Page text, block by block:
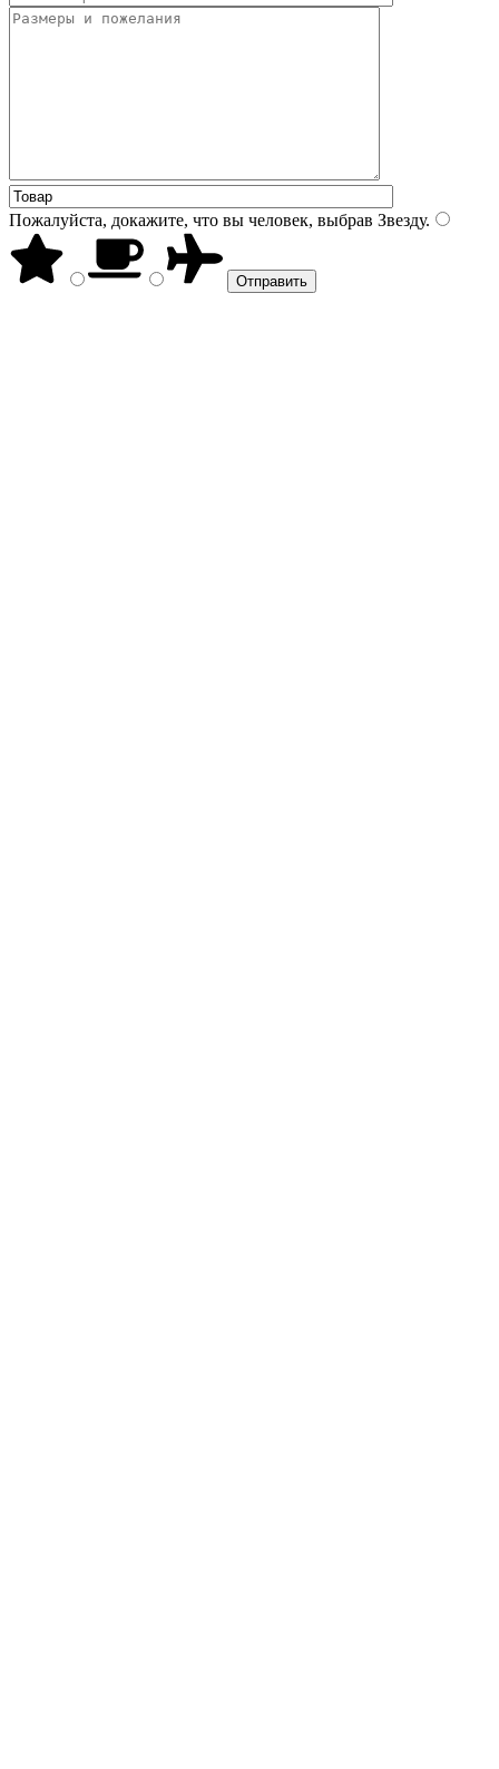
Пожалуйста, докажите, что вы человек, выбрав Звезду.